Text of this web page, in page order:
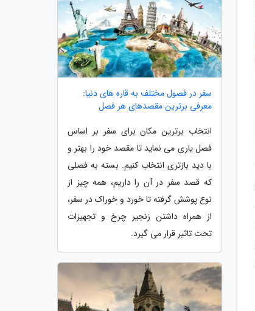
سفر در فصول مختلف به قاره های دنیا:
معرفی برترین مقصدهای هر فصل
انتخاب برترین مکان برای سفر بر اساس
فصل یاری می نماید تا مقصد خود را بهتر و
با دید بازتری انتخاب کنیم. بسته به فصلی
که قصد سفر در آن را داریم، همه چیز از
نوع پوشش گرفته تا خورد و خوراک در سفر،
از همراه داشتن زنجیر چرخ و تجهیزات
تحت تاثیر قرار می گیرد.